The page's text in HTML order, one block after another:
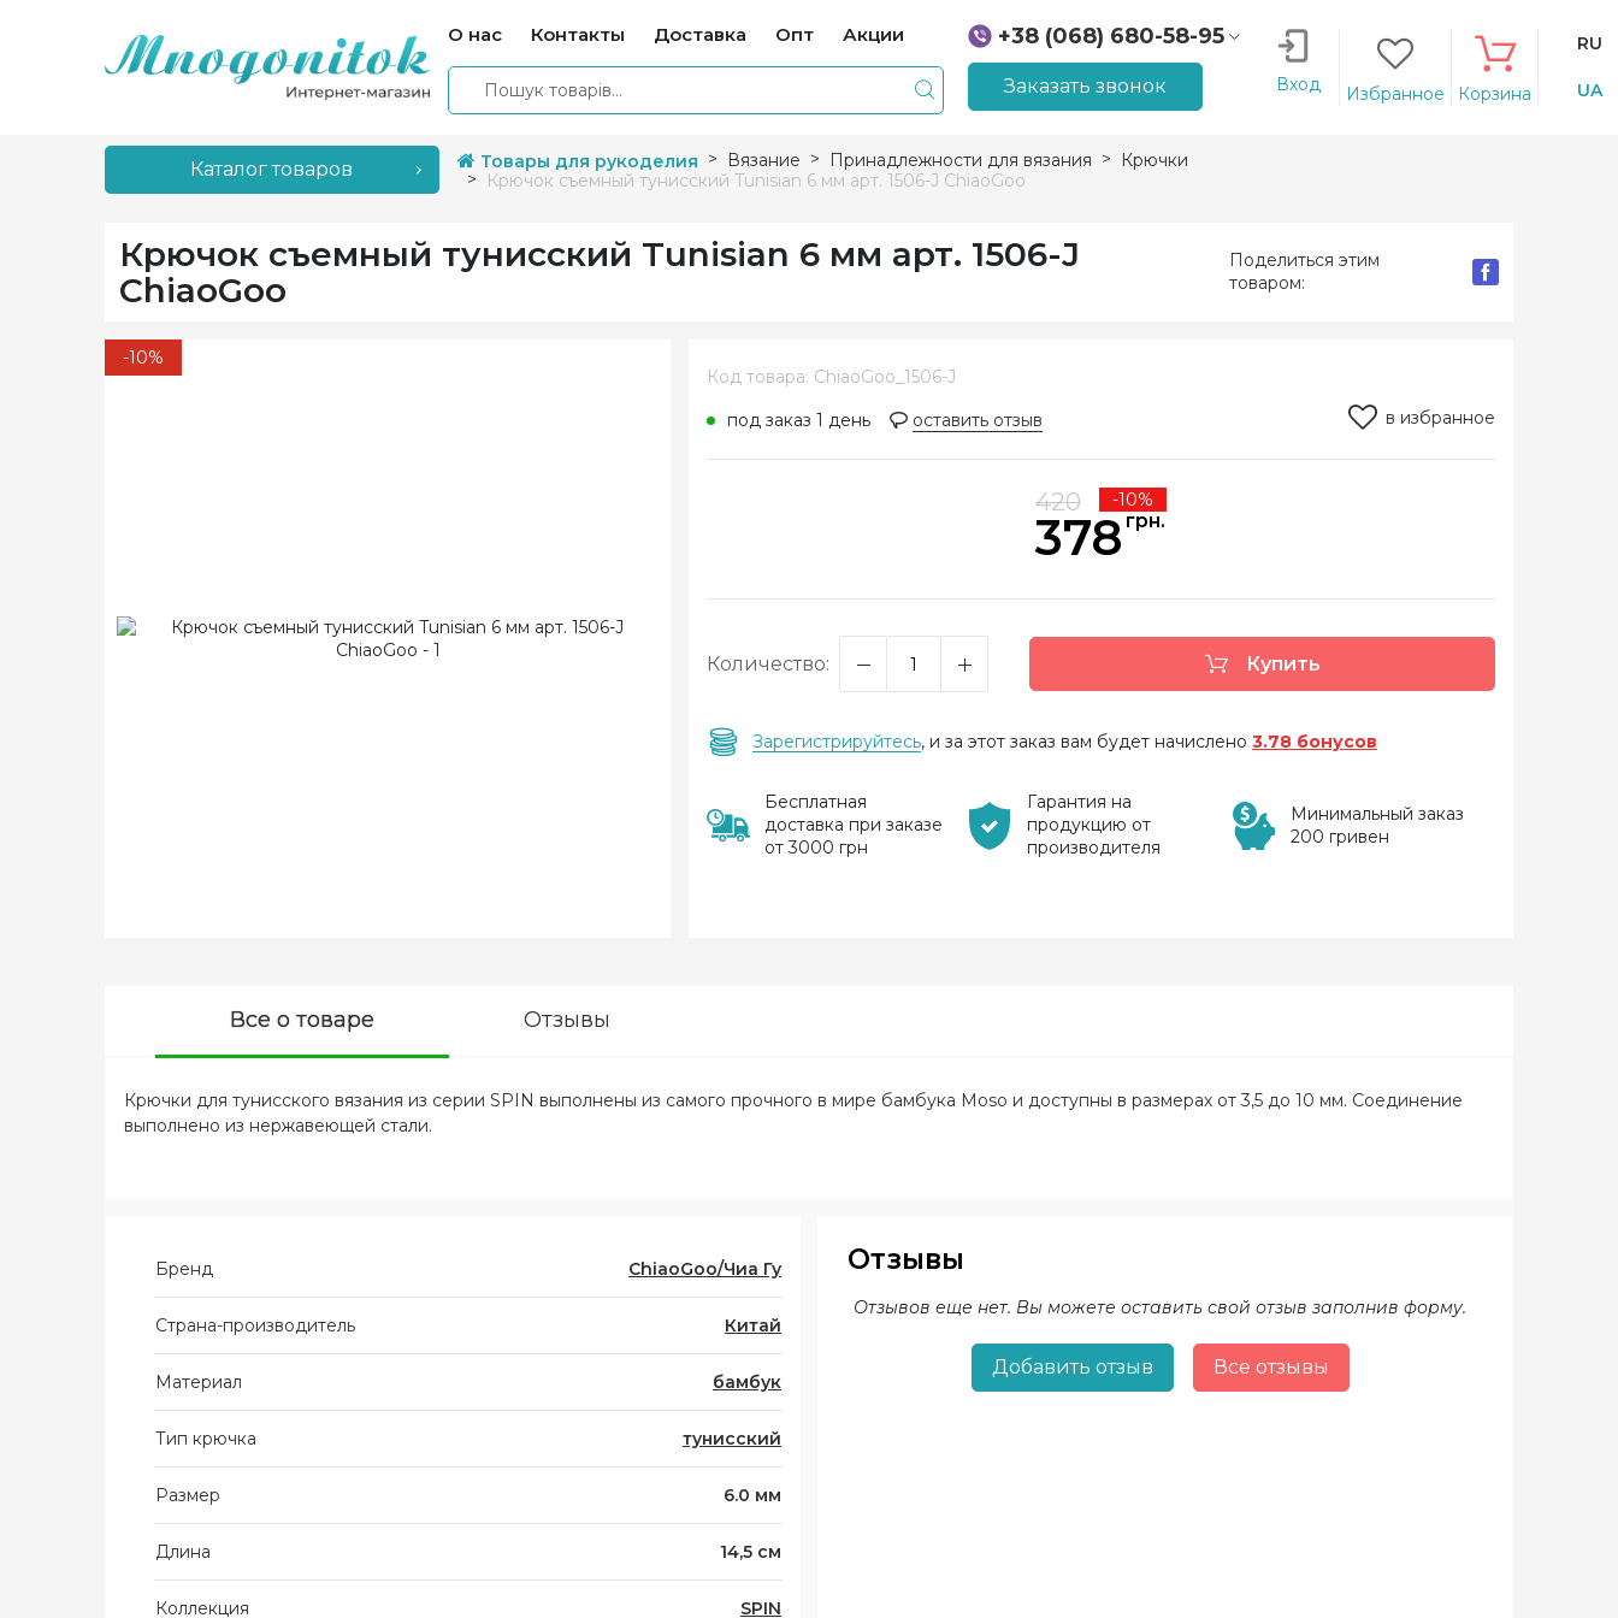
О нас Контакты Доставка Опт Акции
+38 (068) 680-58-95
+38 (066) 207-14-90
Заказать звонок Вход Избранное Корзина
RU
UA
Каталог товаров Товары для рукоделия Вязание Принадлежности для вязания
Крючки
Крючок съемный тунисский Tunisian 6 мм арт. 1506-J ChiaoGoo
Крючок съемный тунисский Tunisian 6 мм арт. 1506-J
ChiaoGoo
Поделиться этим
товаром:
-10%
Код товара: ChiaoGoo_1506-J
под заказ 1 день
оставить отзыв в избранное
420 -10%
378 грн.
Количество: Купить
Зарегистрируйтесь, и за этот заказ вам будет начислено 3.78 бонусов
Бесплатная
доставка при заказе
от 3000 грн
Гарантия на
продукцию от
производителя
Минимальный заказ
200 гривен
Все о товаре Отзывы
Крючки для тунисского вязания из серии SPIN выполнены из самого прочного в мире бамбука Moso и доступны в размерах от 3,5 до 10 мм. Соединение
выполнено из нержавеющей стали.
Бренд ChiaoGoo/Чиа Гу
Страна-производитель Китай
Материал бамбук
Тип крючка тунисский
Размер 6.0 мм
Длина 14,5 см
Коллекция SPIN
Отзывы
Отзывов еще нет. Вы можете оставить свой отзыв заполнив форму.
Добавить отзыв Все отзывы